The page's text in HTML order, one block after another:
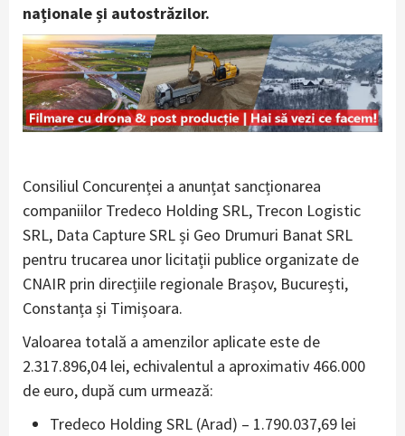
naționale și autostrăzilor.
Consiliul Concurenței a anunțat sancționarea
companiilor Tredeco Holding SRL, Trecon Logistic
SRL, Data Capture SRL și Geo Drumuri Banat SRL
pentru trucarea unor licitații publice organizate de
CNAIR prin direcțiile regionale Brașov, București,
Constanța și Timișoara.
Valoarea totală a amenzilor aplicate este de
2.317.896,04 lei, echivalentul a aproximativ 466.000
de euro, după cum urmează:
Tredeco Holding SRL (Arad) – 1.790.037,69 lei